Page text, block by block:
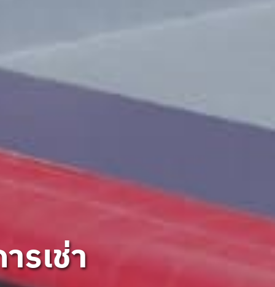
รเช่า
รเช่า
รเช่า